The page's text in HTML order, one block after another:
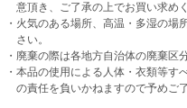
意頂き、ご了承の上でお買い求め
・火気のある場所、高温・多湿の場
さい。
・廃棄の際は各地方自治体の廃棄区
・本品の使用による人体・衣類等す
の責任を負いかねますので予めご